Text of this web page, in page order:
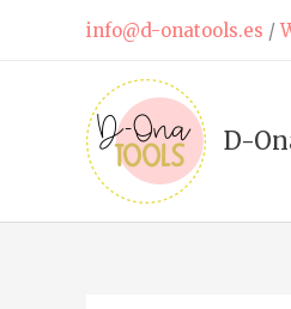
info@d-onatools.es /
D-